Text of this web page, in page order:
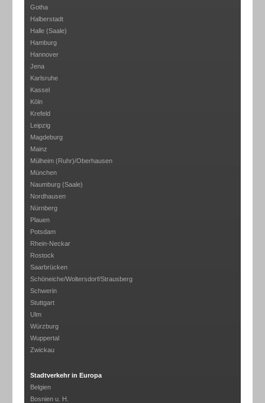
Gotha
Halberstadt
Halle (Saale)
Hamburg
Hannover
Jena
Karlsruhe
Kassel
Köln
Krefeld
Leipzig
Magdeburg
Mainz
Mülheim (Ruhr)/Oberhausen
München
Naumburg (Saale)
Nordhausen
Nürnberg
Plauen
Potsdam
Rhein-Neckar
Rostock
Saarbrücken
Schöneiche/Woltersdorf/Strausberg
Schwerin
Stuttgart
Ulm
Würzburg
Wuppertal
Zwickau
Stadtverkehr in Europa
Belgien
Bosnien u. H.